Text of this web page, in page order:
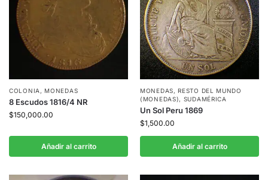
COLONIA , MONEDAS
8 Escudos 1816/4 NR
$150,000.00
Añadir al carrito
MONEDAS, RESTO DEL MUNDO
(MONEDAS), SUDAMÉRICA
Un Sol Peru 1869
$1,500.00
Añadir al carrito